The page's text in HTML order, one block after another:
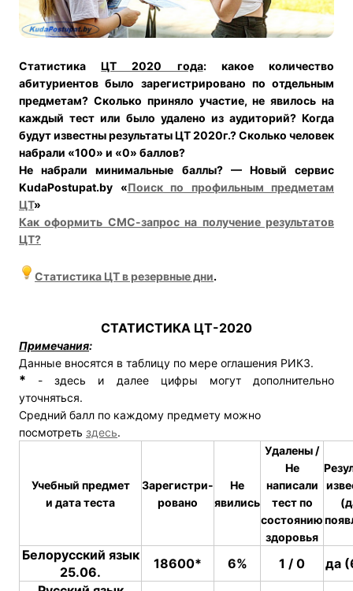
СтатистикаЦТ 2020 года: какое количество
абитуриентов было зарегистрировано по отдельным
предметам? Сколько приняло участие, не явилось на
каждый тест или было удалено из аудиторий? Когда
будут известны результаты ЦТ 2020г.? Сколько человек
набрали «100» и «0» баллов?
Не набрали минимальные баллы? — Новый сервис
KudaPostupat.by «Поиск по профильным предметам
ЦТ»
Как оформить СМС-запрос на получение результатов
ЦТ?
Статистика ЦТ в резервные дни.
СТАТИСТИКА ЦТ-2020
Примечания:
Данные вносятся в таблицу по мере оглашения РИКЗ.
* - здесь и далее цифры могут дополнительно
уточняться.
Средний балл по каждому предмету можно
посмотреть здесь.
Учебный предмет
и дата теста
Зарегистри-
ровано
Не
явились
Удалены /
Не
написали
тест по
состоянию
здоровья
Белорусский язык
25.06.
18600* 6% 1 / 0
да